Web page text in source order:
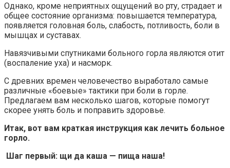
Однако, кроме неприятных ощущений во рту, страдает и
общее состояние организма: повышается температура,
появляется головная боль, слабость, потливость, боли в
мышцах и суставах.
Навязчивыми спутниками больного горла являются отит
(воспаление уха) и насморк.
С древних времен человечество выработало самые
различные «боевые» тактики при боли в горле.
Предлагаем вам несколько шагов, которые помогут
скорее унять боль и поправить здоровье.
Итак, вот вам краткая инструкция как лечить больное
горло.
Шаг первый: щи да каша — пища наша!